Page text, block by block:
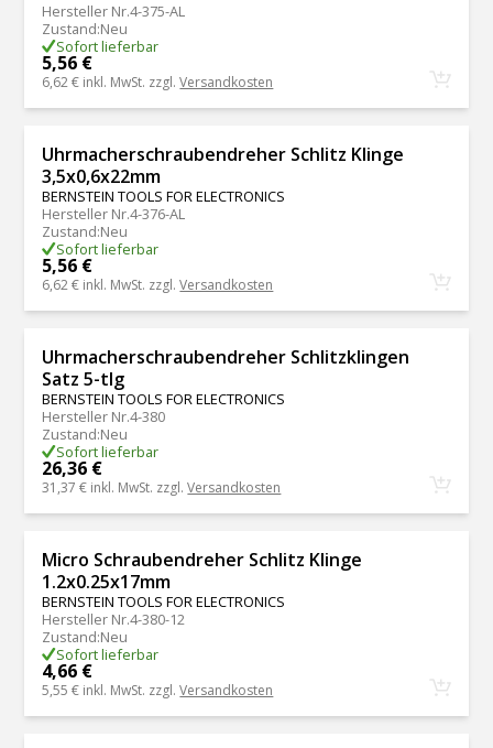
Hersteller Nr.4-375-AL
Zustand:Neu
Sofort lieferbar
5,56 €
6,62 € inkl. MwSt. zzgl.Versandkosten
Uhrmacherschraubendreher Schlitz Klinge
3,5x0,6x22mm
BERNSTEIN TOOLS FOR ELECTRONICS
Hersteller Nr.4-376-AL
Zustand:Neu
Sofort lieferbar
5,56 €
6,62 € inkl. MwSt. zzgl.Versandkosten
Uhrmacherschraubendreher Schlitzklingen
Satz 5-tlg
BERNSTEIN TOOLS FOR ELECTRONICS
Hersteller Nr.4-380
Zustand:Neu
Sofort lieferbar
26,36 €
31,37 € inkl. MwSt. zzgl.Versandkosten
Micro Schraubendreher Schlitz Klinge
1.2x0.25x17mm
BERNSTEIN TOOLS FOR ELECTRONICS
Hersteller Nr.4-380-12
Zustand:Neu
Sofort lieferbar
4,66 €
5,55 € inkl. MwSt. zzgl.Versandkosten